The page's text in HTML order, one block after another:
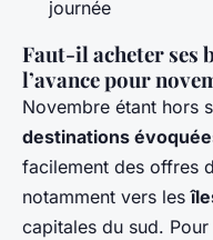
journée
Faut-il acheter ses
l’avance pour
Novembre étant hors
destinations
facilement des offres
notamment vers les
capitales du sud. Pour